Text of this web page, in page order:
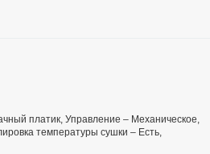
платик, Управление – Механическое,
температуры сушки – Есть,